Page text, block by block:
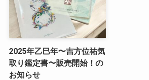
2025年乙巳年〜吉方位祐気
取り鑑定書〜販売開始！の
お知らせ